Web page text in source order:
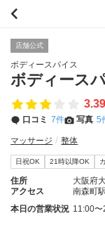
店舗公式
ボディースパイス
ボディース
3.39
口コミ 7件 写真 5
マッサージ 整体
日祝OK 21時以降OK
住所
大阪府
アクセス
南森町
本日の営業状況 11:00